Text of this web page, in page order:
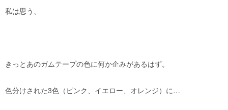
私は思う、
きっとあのガムテープの色に何か企みがあるはず。
色分けされた3色（ピンク、イエロー、オレンジ）に…